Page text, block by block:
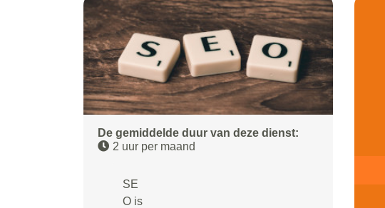
De gemiddelde duur van deze dienst:
2 uur per maand
SE
O is